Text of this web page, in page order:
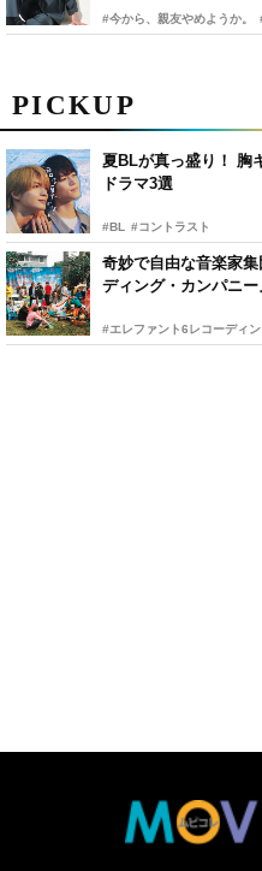
PICKUP
夏BLが真っ盛り！ 胸
ドラマ3選
#BL #コントラスト
奇妙で自由な音楽家
ディング・カンパニ
#エレファント6レコーディ
#今から、親友やめようか。